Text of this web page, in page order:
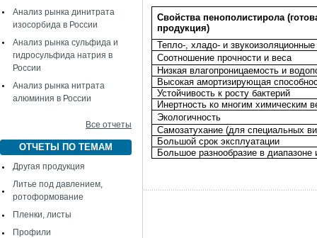
Анализ рынка динитрата
изосорбида в России
Анализ рынка сульфида и
гидросульфида натрия в
России
Анализ рынка нитрата
алюминия в России
Все отчеты
ОТЧЕТЫ ПО ТЕМАМ
Другая продукция
Литье под давлением,
ротоформование
Пленки, листы
Профили
Свойства пенополистирола
продукция)
Тепло-, хладо- и звукоизоляционные
Соотношение прочности и веса
Низкая влагопроницаемость и
Высокая амортизирующая
Устойчивость к росту бактерий
Инертность ко многим химическим
Экологичность
Самозатухание (для специальных
Большой срок эксплуатации
Большое разнообразие в диапазоне